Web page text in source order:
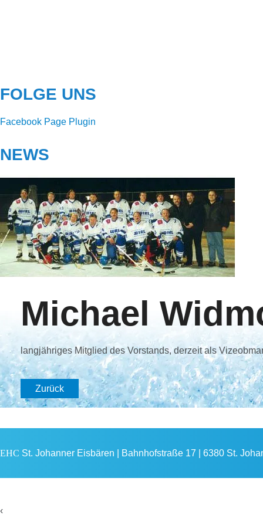
FOLGE UNS
Facebook Page Plugin
NEWS
Michael
langjähriges Mitglied des Vorstands, derzeit als
Zurück
EHC St. Johanner Eisbären | Bahnhofstraße 17 | 6380 St.
‹